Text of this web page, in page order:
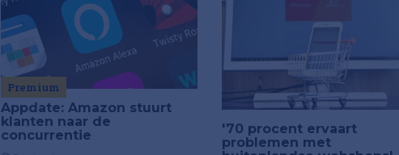
Premium
Appdate: Amazon stuurt
klanten naar de
concurrentie
'70 procent ervaart
problemen met